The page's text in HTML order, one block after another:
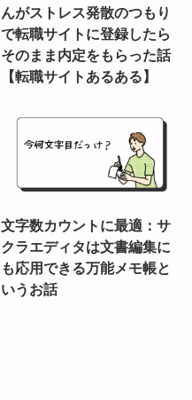
んがストレス発散のつもり
で転職サイトに登録したら
そのまま内定をもらった話
【転職サイトあるある】
文字数カウントに最適：サ
クラエディタは文書編集に
も応用できる万能メモ帳と
いうお話